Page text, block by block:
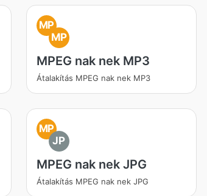
MP
MP
MPEG nak nek MP3
Átalakítás MPEG nak nek MP3
MP
JP
MPEG nak nek JPG
Átalakítás MPEG nak nek JPG